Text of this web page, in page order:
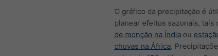
O gráfico da precipitação é
planear efeitos sazonais, tais
de monção na Índia ou
chuvas na África.